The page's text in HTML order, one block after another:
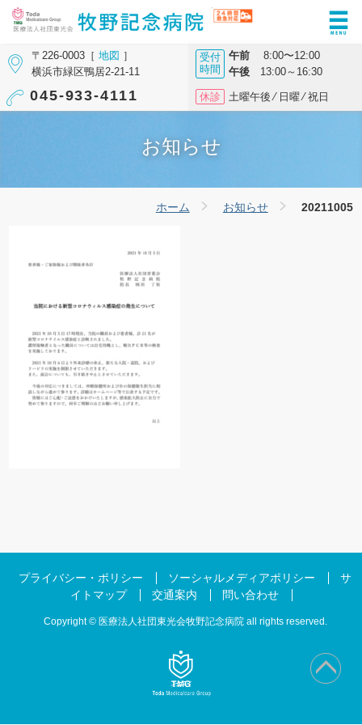
〒226-0003［地図 ］
横浜市緑区鴨居2-21-11
045-933-4111
受付
時間
午前8:00〜12:00
午後13:00～16:30
休診 土曜午後 ⁄ 日曜 ⁄ 祝日
お知らせ
ホーム お知らせ 20211005
プライバシー・ポリシー ソーシャルメディアポリシー
サ
イトマップ
交通案内 問い合わせ
Copyright © 医療法人社団東光会牧野記念病院 all rights reserved.